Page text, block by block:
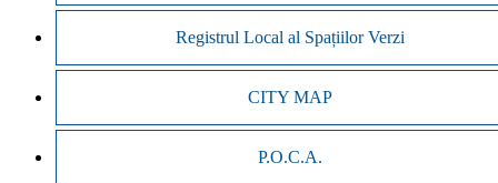
Registrul Local al Spațiilor Verzi
CITY MAP
P.O.C.A.